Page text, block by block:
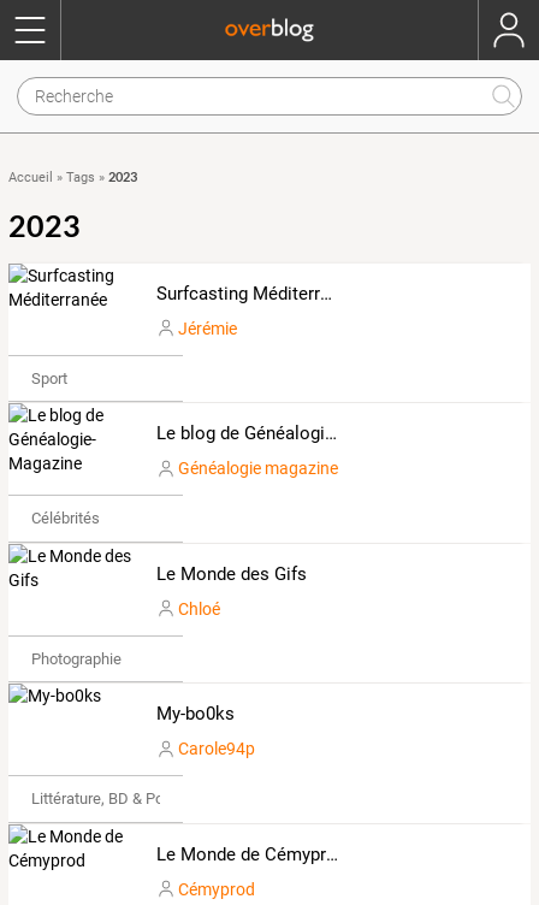
Accueil » Tags » 2023
2023
Surfcasting Méditerranée
Jérémie
Sport
Le blog de Généalogie-Magazine
Généalogie magazine
Célébrités
Le Monde des Gifs
Chloé
Photographie
My-bo0ks
Carole94p
Littérature, BD & Poésie
Le Monde de Cémyprod
Cémyprod